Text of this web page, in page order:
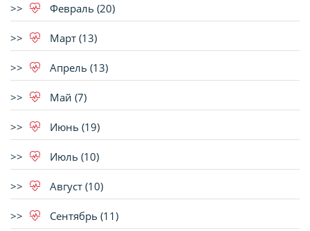
Февраль (20)
Март (13)
Апрель (13)
Май (7)
Июнь (19)
Июль (10)
Август (10)
Сентябрь (11)